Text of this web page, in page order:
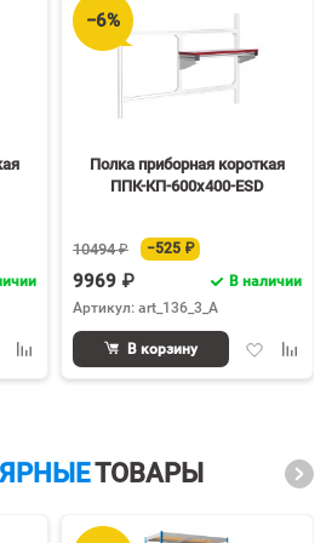
Добавить
−6%
Полка приборная короткая
ППК-КП-600х400-ESD
10494 ₽ −525 ₽
9969 ₽
В наличии
Артикул: art_136_3_A
Добавить
В корзину
ТОВАРЫ